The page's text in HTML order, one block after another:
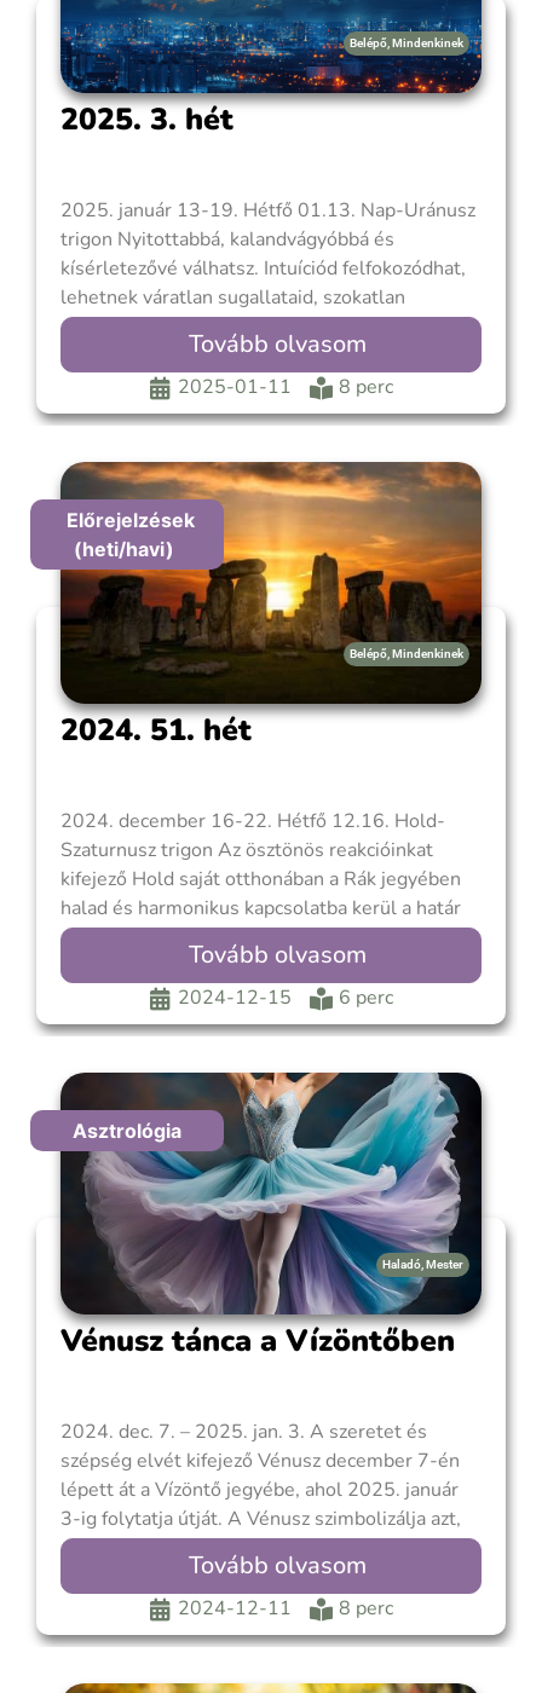
Belépő Mindenkinek
2025. 3. hét
2025. január 13-19. Hétfő 01.13. Nap-Uránusz
trigon Nyitottabbá, kalandvágyóbbá és
kísérletezővé válhatsz. Intuíciód felfokozódhat,
lehetnek váratlan sugallataid, szokatlan
ötleteid, melyek mélyebb önismerethez és
nagyobb önbizalomhoz is vezethetnek, kifejezve
személyiséged egyedibb, kreatívabb vagy
különlegesebb oldalát. Ez váratlan, de pozitív
Kedved lesz valami újat és eredetit kipróbálni
Tovább olvasom
2025-01-11 8 perc
Előrejelzések
(heti/havi)
Belépő Mindenkinek
2024. 51. hét
2024. december 16-22. Hétfő 12.16. Hold-
Szaturnusz trigon Az ösztönös reakcióinkat
kifejező Hold saját otthonában a Rák jegyében
halad és harmonikus kapcsolatba kerül a határ
elvét, a szerkezetet és a szükségszerűséget
kifejező Szaturnusszal. Türelmesebb leszel és
kevésbé érzékeny, így megfelelő időszak az
összetettebb problémák kezeléséhez, vagy
Tovább olvasom
2024-12-15 6 perc
Asztrológia
Haladó Mester
Vénusz tánca a Vízöntőben
2024. dec. 7. – 2025. jan. 3. A szeretet és
szépség elvét kifejező Vénusz december 7-én
lépett át a Vízöntő jegyébe, ahol 2025. január
3-ig folytatja útját. A Vénusz szimbolizálja azt,
ahogy kapcsolatba kerülünk önmagunkkal és
másokkal, valamint ahogy megteremtjük
életünkben a harmónia és a szépség feltételeit.
A Vénusz nem
Tovább olvasom
2024-12-11 8 perc